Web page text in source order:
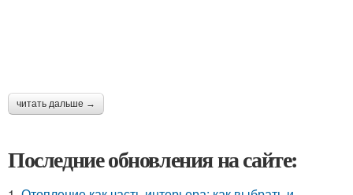
читать дальше →
Последние обновления на сайте: